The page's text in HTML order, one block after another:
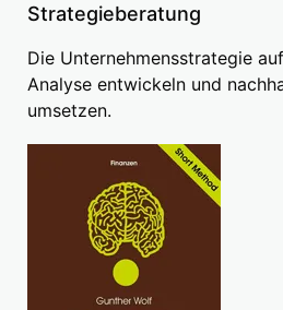
Strategieberatung
Die Unternehmensstrategie
Analyse entwickeln und
umsetzen.